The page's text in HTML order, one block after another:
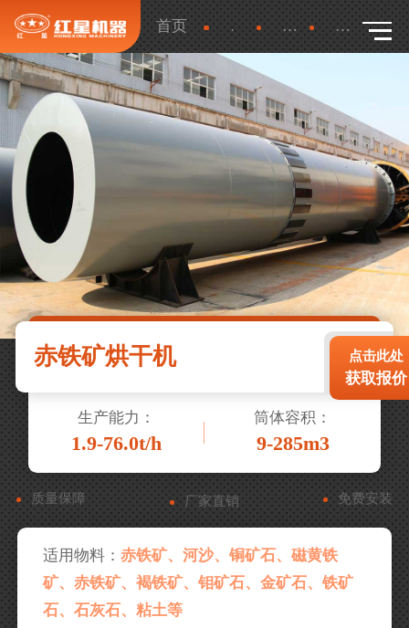
首页 产品 更多 详细
赤铁矿烘干机 点击此处
获取报价
生产能力：
1.9-76.0t/h
筒体容积：
9-285m3
质量保障 厂家直销 免费安装
适用物料：赤铁矿、河沙、铜矿石、磁黄铁
矿、赤铁矿、褐铁矿、钼矿石、金矿石、铁矿
石、石灰石、粘土等